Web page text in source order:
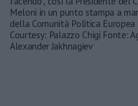
Meloni in un punto stampa a
della Comunità Politica Europea
Courtesy: Palazzo Chigi Fonte:
Alexander Jakhnagiev